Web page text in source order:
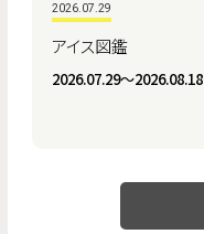
2026.07.29
アイス図鑑
2026.07.29〜2026.08.18